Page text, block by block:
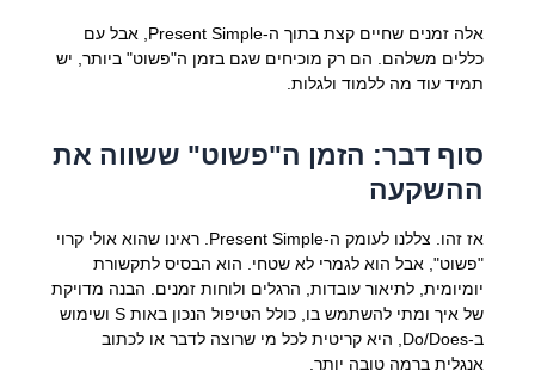
אלה זמנים שחיים קצת בתוך ה-Present Simple, אבל עם
כללים משלהם. הם רק מוכיחים שגם בזמן ה"פשוט" ביותר, יש
תמיד עוד מה ללמוד ולגלות.
סוף דבר: הזמן ה"פשוט" ששווה את
ההשקעה
אז זהו. צללנו לעומק ה-Present Simple. ראינו שהוא אולי קרוי
"פשוט", אבל הוא לגמרי לא שטחי. הוא הבסיס לתקשורת
יומיומית, לתיאור עובדות, הרגלים ולוחות זמנים. הבנה מדויקת
של איך ומתי להשתמש בו, כולל הטיפול הנכון באות S ושימוש
ב-Do/Does, היא קריטית לכל מי שרוצה לדבר או לכתוב
אנגלית ברמה טובה יותר.